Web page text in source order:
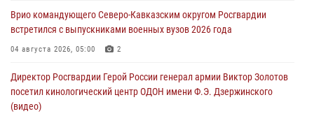
Всероссийская ведомственная акции «Каникулы с Росгвардией
проходит в Сибири
Врио командующего Северо-Кавказским округом Росгвардии
встретился с выпускниками военных вузов 2026 года
04 августа 2026, 05:00 2
Директор Росгвардии Герой России генерал армии Виктор Золотов
посетил кинологический центр ОДОН имени Ф.Э. Дзержинского
(видео)